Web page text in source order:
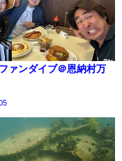
ァンダイブ＠恩納村万